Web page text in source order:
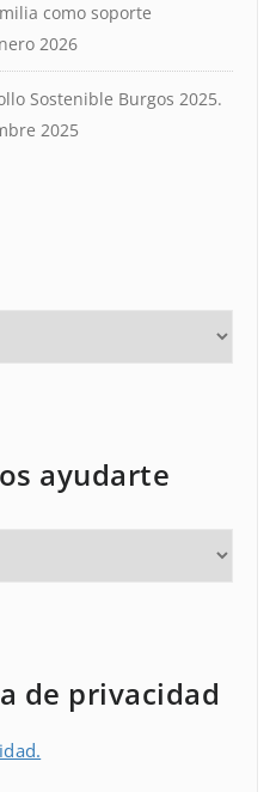
como soporte
2026
Sostenible Burgos 2025.
2025
ayudarte
de privacidad